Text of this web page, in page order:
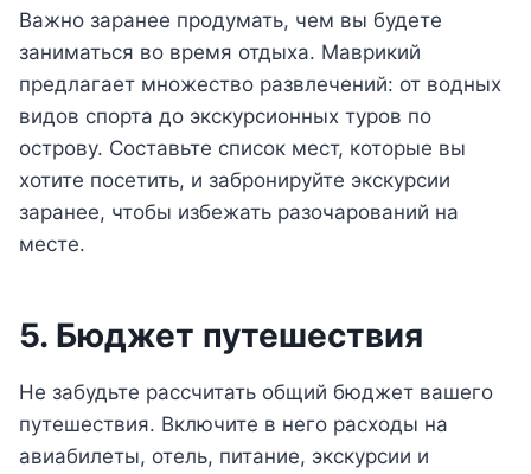
Важно заранее продумать, чем вы будете
заниматься во время отдыха. Маврикий
предлагает множество развлечений: от водных
видов спорта до экскурсионных туров по
острову. Составьте список мест, которые вы
хотите посетить, и забронируйте экскурсии
заранее, чтобы избежать разочарований на
месте.
5. Бюджет путешествия
Не забудьте рассчитать общий бюджет вашего
путешествия. Включите в него расходы на
авиабилеты, отель, питание, экскурсии и